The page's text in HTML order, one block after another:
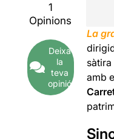
1
Opinions
Deixa
la
teva
opinió
La
amb